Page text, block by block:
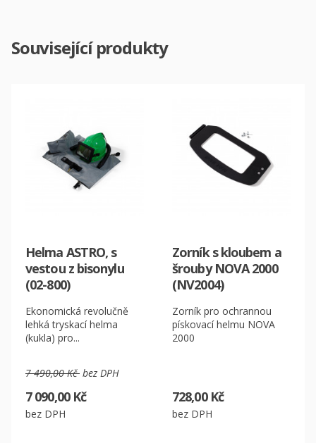
Související produkty
Helma ASTRO, s
vestou z bisonylu
(02-800)
Ekonomická revolučně
lehká tryskací helma
(kukla) pro...
7 490,00 Kč bez DPH
7 090,00 Kč
bez DPH
Zorník s kloubem a
šrouby NOVA 2000
(NV2004)
Zorník pro ochrannou
pískovací helmu NOVA
2000
728,00 Kč
bez DPH